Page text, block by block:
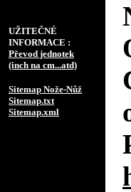
UŽITEČNÉ
INFORMACE :
Převod jednotek
(inch na cm...atd)
Sitemap Nože-Nůž
Sitemap.txt
Sitemap.xml